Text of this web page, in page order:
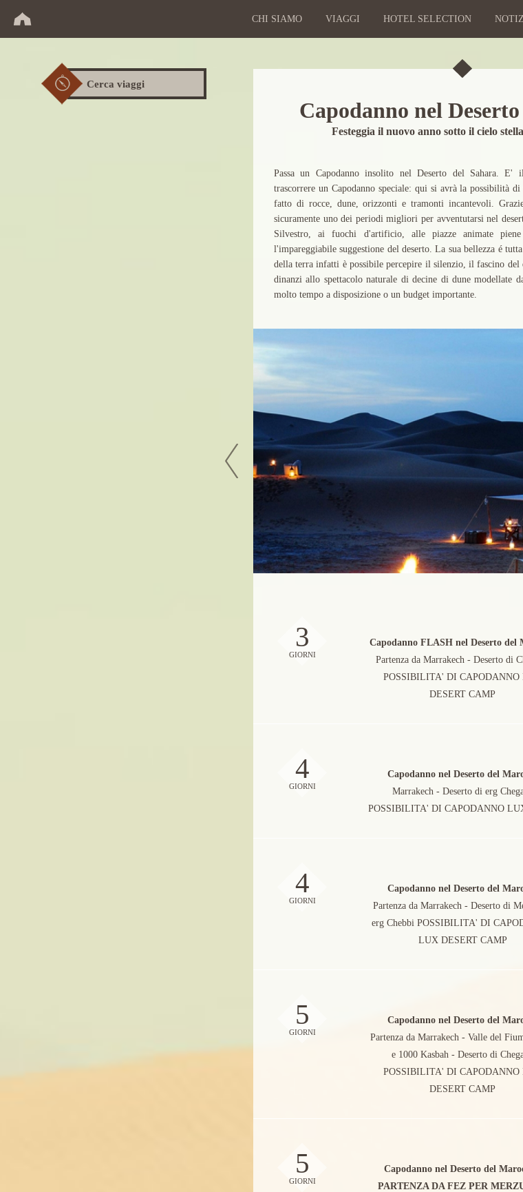
CHI SIAMO VIAGGI HOTEL SELECTION
Cerca viaggi
Capodanno nel
Festeggia il nuovo anno sotto il cielo
Passa un Capodanno insolito nel Deserto del Sahara.
trascorrere un Capodanno speciale: qui si avrà la possibilità
fatto di rocce, dune, orizzonti e tramonti incantevoli.
sicuramente uno dei periodi migliori per avventutarsi nel
Silvestro, ai fuochi d'artificio, alle piazze animate
l'impareggiabile suggestione del deserto. La sua bellezza é
della terra infatti è possibile percepire il silenzio, il fascino del
dinanzi allo spettacolo naturale di decine di dune modellate
molto tempo a disposizione o un budget importante.
3
GIORNI
Capodanno FLASH nel Deserto del
Partenza da Marrakech - Deserto di
POSSIBILITA' DI CAPODANNO
DESERT CAMP
4
GIORNI
Capodanno nel Deserto del
Marrakech - Deserto di erg
POSSIBILITA' DI CAPODANNO
4
GIORNI
Capodanno nel Deserto del
Partenza da Marrakech - Deserto di
erg Chebbi POSSIBILITA' DI
LUX DESERT CAMP
5
GIORNI
Capodanno nel Deserto del
Partenza da Marrakech - Valle del
e 1000 Kasbah - Deserto di
POSSIBILITA' DI CAPODANNO
DESERT CAMP
5
GIORNI
Capodanno nel Deserto del
PARTENZA DA FEZ PER